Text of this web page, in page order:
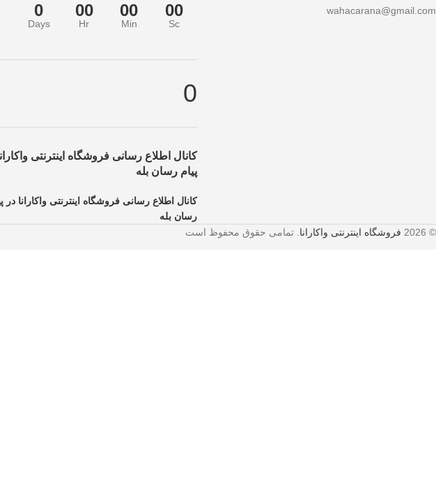
wahacarana@gmail.com
0
Days
00
Hr
00
Min
00
Sc
0
کانال اطلاع رسانی فروشگاه اینترنتی
پیام رسان بله
کانال اطلاع رسانی فروشگاه اینترنتی واکارانا در
رسان بله
تخفیف ویژه صرفاً مختص خریدهای امروز است. برای دریافت بهترین قیمت با بالاترین تخفیف، همین حالا
© 2026 فروشگاه اینترنتی واکارانا . تمامی حقوق محفوظ است